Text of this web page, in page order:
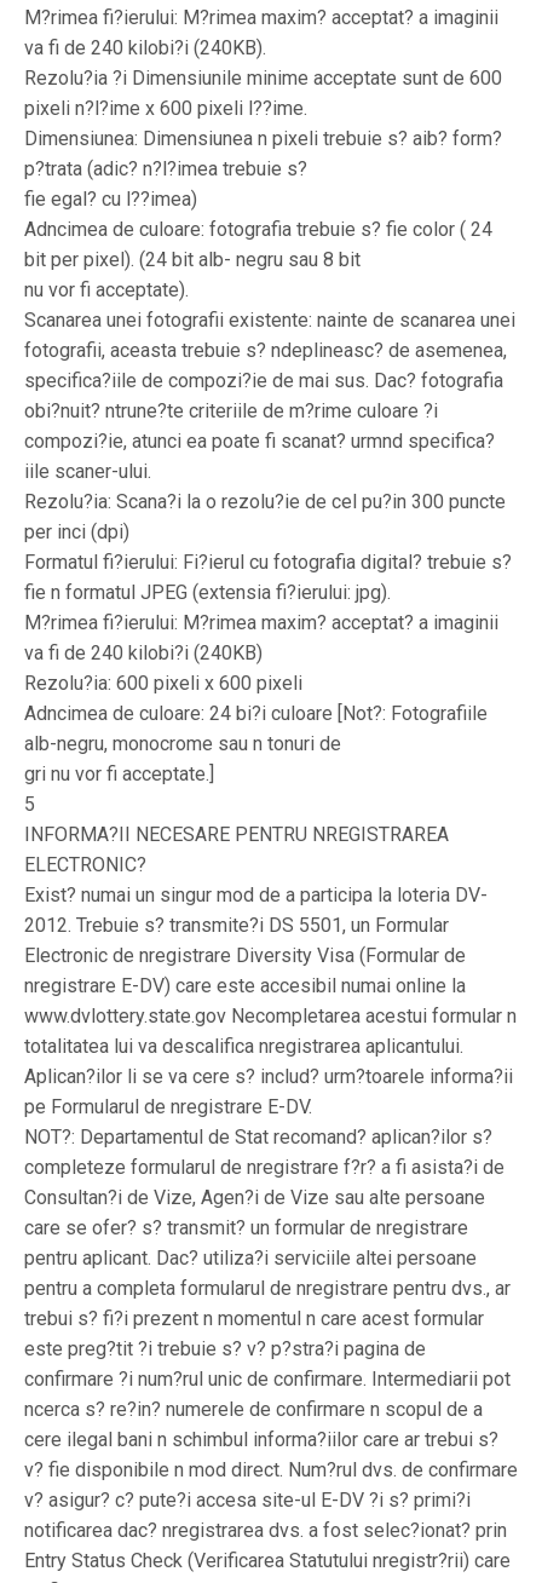
M?rimea fi?ierului: M?rimea maxim? acceptat? a imaginii
va fi de 240 kilobi?i (240KB).
Rezolu?ia ?i Dimensiunile minime acceptate sunt de 600
pixeli n?l?ime x 600 pixeli l??ime.
Dimensiunea: Dimensiunea n pixeli trebuie s? aib? form?
p?trata (adic? n?l?imea trebuie s?
fie egal? cu l??imea)
Adncimea de culoare: fotografia trebuie s? fie color ( 24
bit per pixel). (24 bit alb- negru sau 8 bit
nu vor fi acceptate).
Scanarea unei fotografii existente: nainte de scanarea unei
fotografii, aceasta trebuie s? ndeplineasc? de asemenea,
specifica?iile de compozi?ie de mai sus. Dac? fotografia
obi?nuit? ntrune?te criteriile de m?rime culoare ?i
compozi?ie, atunci ea poate fi scanat? urmnd specifica?
iile scaner-ului.
Rezolu?ia: Scana?i la o rezolu?ie de cel pu?in 300 puncte
per inci (dpi)
Formatul fi?ierului: Fi?ierul cu fotografia digital? trebuie s?
fie n formatul JPEG (extensia fi?ierului: jpg).
M?rimea fi?ierului: M?rimea maxim? acceptat? a imaginii
va fi de 240 kilobi?i (240KB)
Rezolu?ia: 600 pixeli x 600 pixeli
Adncimea de culoare: 24 bi?i culoare [Not?: Fotografiile
alb-negru, monocrome sau n tonuri de
gri nu vor fi acceptate.]
5
INFORMA?II NECESARE PENTRU NREGISTRAREA
ELECTRONIC?
Exist? numai un singur mod de a participa la loteria DV-
2012. Trebuie s? transmite?i DS 5501, un Formular
Electronic de nregistrare Diversity Visa (Formular de
nregistrare E-DV) care este accesibil numai online la
www.dvlottery.state.gov Necompletarea acestui formular n
totalitatea lui va descalifica nregistrarea aplicantului.
Aplican?ilor li se va cere s? includ? urm?toarele informa?ii
pe Formularul de nregistrare E-DV.
NOT?: Departamentul de Stat recomand? aplican?ilor s?
completeze formularul de nregistrare f?r? a fi asista?i de
Consultan?i de Vize, Agen?i de Vize sau alte persoane
care se ofer? s? transmit? un formular de nregistrare
pentru aplicant. Dac? utiliza?i serviciile altei persoane
pentru a completa formularul de nregistrare pentru dvs., ar
trebui s? fi?i prezent n momentul n care acest formular
este preg?tit ?i trebuie s? v? p?stra?i pagina de
confirmare ?i num?rul unic de confirmare. Intermediarii pot
ncerca s? re?in? numerele de confirmare n scopul de a
cere ilegal bani n schimbul informa?iilor care ar trebui s?
v? fie disponibile n mod direct. Num?rul dvs. de confirmare
v? asigur? c? pute?i accesa site-ul E-DV ?i s? primi?i
notificarea dac? nregistrarea dvs. a fost selec?ionat? prin
Entry Status Check (Verificarea Statutului nregistr?rii) care